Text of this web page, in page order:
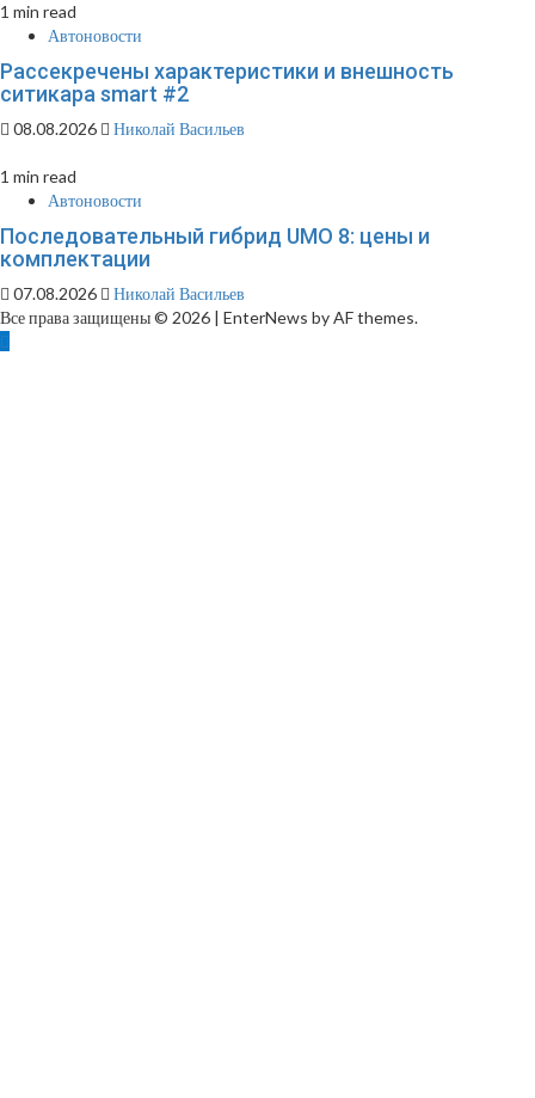
1 min read
Автоновости
Рассекречены характеристики и внешность
ситикара smart #2
08.08.2026 Николай Васильев
1 min read
Автоновости
Последовательный гибрид UMO 8: цены и
комплектации
07.08.2026
Николай Васильев
Все права защищены © 2026 | EnterNews by AF themes.